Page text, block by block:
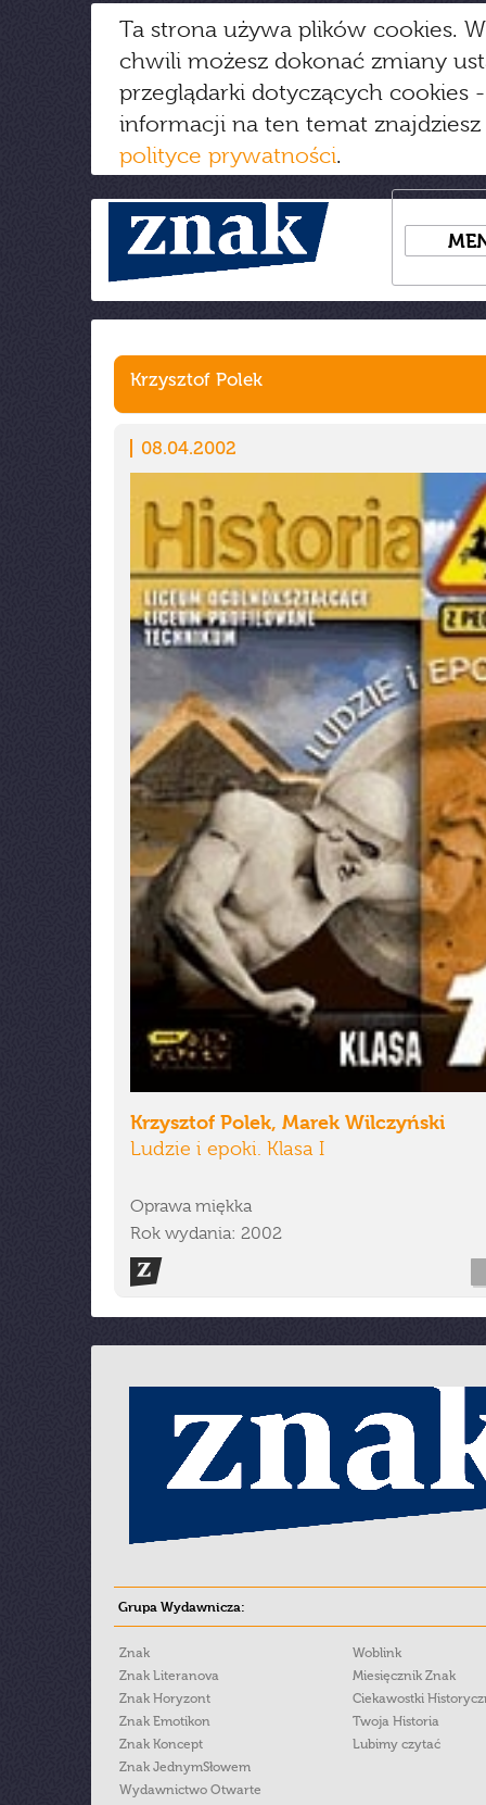
Ta strona używa plików cookies.
chwili możesz dokonać zmiany
przeglądarki dotyczących cookies
informacji na ten temat
polityce prywatności.
Krzysztof Polek
08.04.2002
Krzysztof Polek, Marek Wilczyński
Ludzie i epoki. Klasa I
Oprawa miękka
Rok wydania: 2002
Grupa Wydawnicza:
Znak
Znak Literanova
Znak Horyzont
Znak Emotikon
Znak Koncept
Znak JednymSłowem
Wydawnictwo Otwarte
Woblink
Miesięcznik Znak
Ciekawostki
Twoja Historia
Lubimy czytać